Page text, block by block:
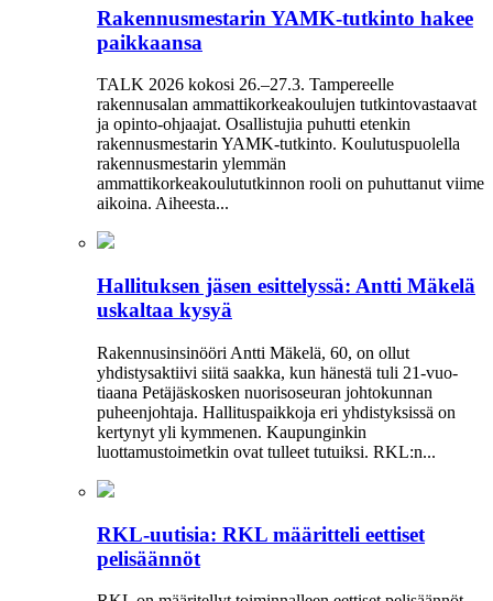
Rakennusmestarin YAMK-tutkinto hakee
paikkaansa
TALK 2026 kokosi 26.–27.3. Tampereelle
rakennusalan ammattikorkeakoulujen tutkintovastaavat
ja opinto-ohjaajat. Osallistujia puhutti etenkin
rakennusmestarin YAMK-tutkinto. Koulutuspuolella
rakennusmestarin ylemmän
ammattikorkeakoulututkinnon rooli on puhuttanut viime
­aikoina. ­Aiheesta...
Hallituksen jäsen esittelyssä: Antti Mäkelä
uskaltaa kysyä
Rakennusinsinööri Antti Mäkelä, 60, on ollut
yhdistysaktiivi siitä saakka, kun hänestä tuli 21-vuo­
tiaana Petäjäskosken nuoriso­seuran johtokunnan
puheenjohtaja. Hallituspaikkoja eri yhdistyksissä on
kertynyt yli kymmenen. Kaupunginkin
luottamustoimetkin ovat tulleet tutuiksi. RKL:n...
RKL-uutisia: RKL määritteli eettiset
pelisäännöt